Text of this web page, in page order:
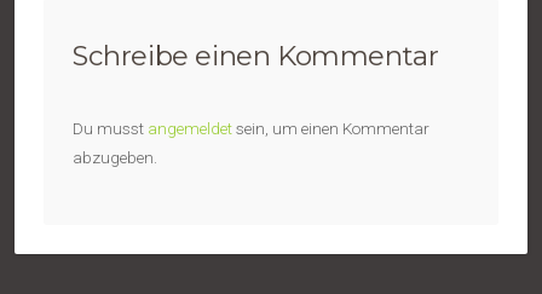
Schreibe einen Kommentar
Du musst angemeldetsein, um einen Kommentar
abzugeben.